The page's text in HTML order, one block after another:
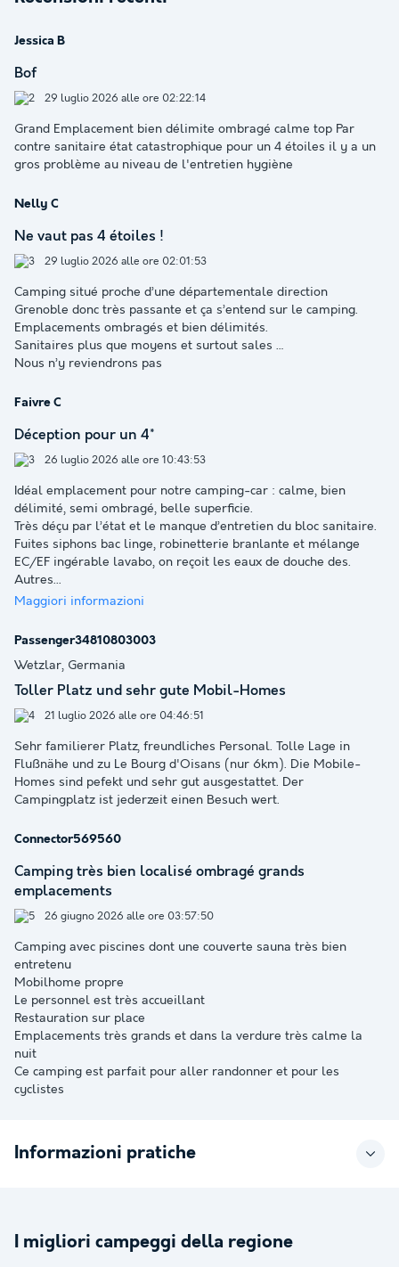
Jessica B
Bof
29 luglio 2026 alle ore 02:22:14
Grand Emplacement bien délimite ombragé calme top Par
contre sanitaire état catastrophique pour un 4 étoiles il y a un
gros problème au niveau de l'entretien hygiène
Nelly C
Ne vaut pas 4 étoiles !
29 luglio 2026 alle ore 02:01:53
Camping situé proche d’une départementale direction
Grenoble donc très passante et ça s’entend sur le camping.
Emplacements ombragés et bien délimités.
Sanitaires plus que moyens et surtout sales …
Nous n’y reviendrons pas
Faivre C
Déception pour un 4*
26 luglio 2026 alle ore 10:43:53
Idéal emplacement pour notre camping-car : calme, bien
délimité, semi ombragé, belle superficie.
Très déçu par l’état et le manque d’entretien du bloc sanitaire.
Fuites siphons bac linge, robinetterie branlante et mélange
EC/EF ingérable lavabo, on reçoit les eaux de douche des.
Autres...
Maggiori informazioni
Passenger34810803003
Wetzlar, Germania
Toller Platz und sehr gute Mobil-Homes
21 luglio 2026 alle ore 04:46:51
Sehr familierer Platz, freundliches Personal. Tolle Lage in
Flußnähe und zu Le Bourg d'Oisans (nur 6km). Die Mobile-
Homes sind pefekt und sehr gut ausgestattet. Der
Campingplatz ist jederzeit einen Besuch wert.
Connector569560
Camping très bien localisé ombragé grands
emplacements
26 giugno 2026 alle ore 03:57:50
Camping avec piscines dont une couverte sauna très bien
entretenu
Mobilhome propre
Le personnel est très accueillant
Restauration sur place
Emplacements très grands et dans la verdure très calme la
nuit
Ce camping est parfait pour aller randonner et pour les
cyclistes
Informazioni pratiche
I migliori campeggi della regione